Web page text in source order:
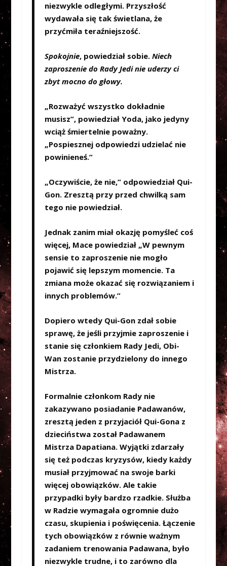
niezwykle odległymi. Przyszłość
wydawała się tak świetlana, że
przyćmiła teraźniejszość.
Spokojnie, powiedział sobie. Niech
zaproszenie do Rady Jedi nie uderzy ci
zbyt mocno do głowy.
„Rozważyć wszystko dokładnie
musisz”, powiedział Yoda, jako jedyny
wciąż śmiertelnie poważny.
„Pospiesznej odpowiedzi udzielać nie
powinieneś.”
„Oczywiście, że nie,” odpowiedział Qui-
Gon. Zresztą przy przed chwilką sam
tego nie powiedział.
Jednak zanim miał okazję pomyśleć coś
więcej, Mace powiedział „W pewnym
sensie to zaproszenie nie mogło
pojawić się lepszym momencie. Ta
zmiana może okazać się rozwiązaniem i
innych problemów.”
Dopiero wtedy Qui-Gon zdał sobie
sprawę, że jeśli przyjmie zaproszenie i
stanie się członkiem Rady Jedi, Obi-
Wan zostanie przydzielony do innego
Mistrza.
Formalnie członkom Rady nie
zakazywano posiadanie Padawanów,
zresztą jeden z przyjaciół Qui-Gona z
dzieciństwa został Padawanem
Mistrza Dapatiana. Wyjątki zdarzały
się też podczas kryzysów, kiedy każdy
musiał przyjmować na swoje barki
więcej obowiązków. Ale takie
przypadki były bardzo rzadkie. Służba
w Radzie wymagała ogromnie dużo
czasu, skupienia i poświęcenia. Łączenie
tych obowiązków z równie ważnym
zadaniem trenowania Padawana, było
niezwykle trudne, i to zarówno dla